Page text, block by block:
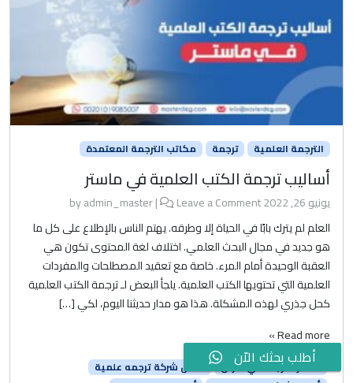
الترجمة العلمية ترجمة مكاتب الترجمة المعتمدة
أساليب ترجمة الكتب العلمية في ماستر
يونيو 26, 2022 admin_master|
Leave a Comment
العلم لم يترك بابًا في الحياة إلا وطرقه. يهتم الناس بالإطلاع على كل ما
هو جديد في مجال البحث العلمي. اختلاف لغة المحتوى تكون هي
العقبة الوحيدة أمام المرء. خاصة مع تعقيد المصطلحات والمفردات
العلمية التي تحتويها الكتب العلمية. يلجأ البعض لـ ترجمة الكتب العلمية
كحل جذري لهذه المشكلة. هذا هو مدار حديثنا اليوم، لكي […]
Read more »
أسعار الترجمة في الأردن
أفضل شركة ترجمه علمية
أطلب بحثك الاّن